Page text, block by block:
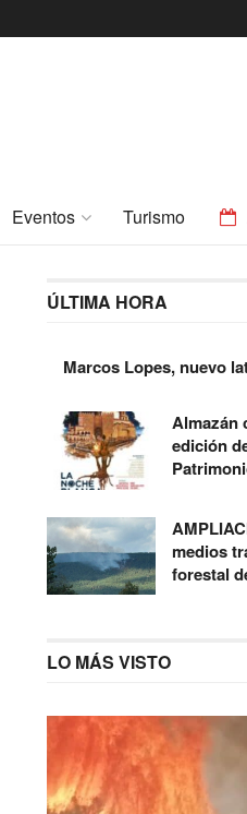
Eventos Turismo
ÚLTIMA HORA
Marcos Lopes, nuevo
Almazán
edición
medios
forestal
LO MÁS VISTO